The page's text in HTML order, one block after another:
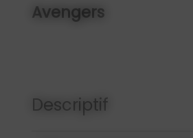
Avengers
Descriptif